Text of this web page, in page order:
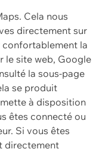
Cela nous
directement sur
la
le site web, Google
la sous-page
se produit
à disposition
êtes connecté ou
Si vous êtes
directement